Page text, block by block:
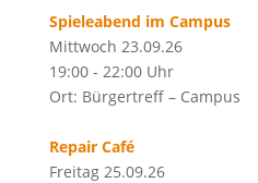
Spieleabend im Campus
Mittwoch 23.09.26
19:00 - 22:00 Uhr
Ort: Bürgertreff – Campus
Repair Café
Freitag 25.09.26